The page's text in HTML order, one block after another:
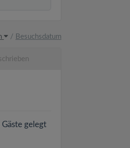
/ Besuchsdatum
gelegt